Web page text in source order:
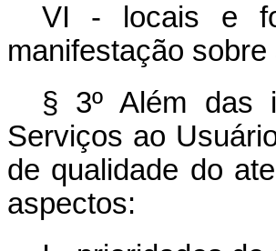
VI - locais e
manifestação
§ 3º Além das
Serviços ao
de qualidade do
aspectos: